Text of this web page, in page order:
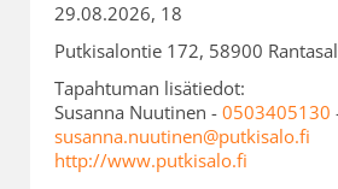
29.08.2026, 18
Putkisalontie 172, 58900
Tapahtuman lisätiedot:
Susanna Nuutinen - 0503405130
susanna.nuutinen@putkisalo.fi
http://www.putkisalo.fi